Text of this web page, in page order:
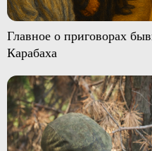
Главное о приговорах
Карабаха